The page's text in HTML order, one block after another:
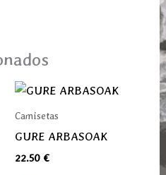
Camisetas
GURE ARBASOAK
22.50 €
tiene